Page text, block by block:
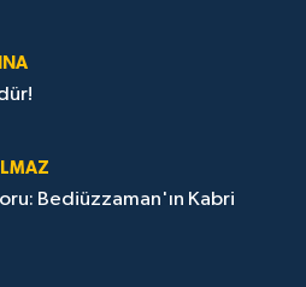
Bediüzzaman'ın Kabri